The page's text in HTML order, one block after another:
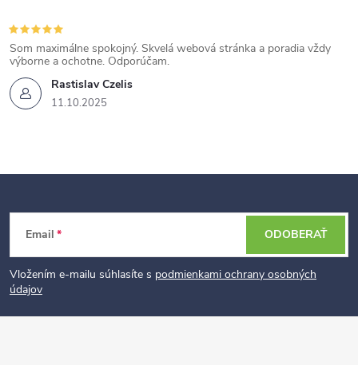
Rastislav Czelis
11.10.2025
Som maximálne spokojný. Skvelá webová stránka a poradia vždy
výborne a ochotne. Odporúčam.
t
Email
Vložením e-mailu súhlasíte s podmienkami ochrany osobných
údajov
ODOBERAŤ